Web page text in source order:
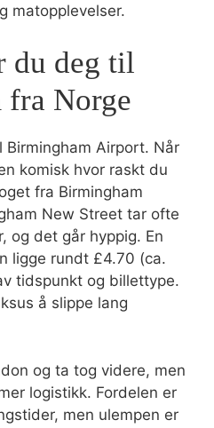
matopplevelser.
du deg til
Norge
Airport. Når
komisk hvor raskt du
fra Birmingham
New Street tar ofte
og det går hyppig. En
ligge rundt £4.70 (ca.
tidspunkt og billettype.
å slippe lang
og ta tog videre, men
logistikk. Fordelen er
men ulempen er